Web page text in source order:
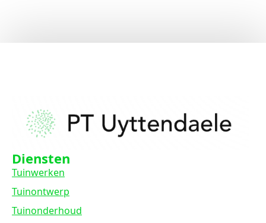
Diensten
Tuinwerken
Tuinontwerp
Tuinonderhoud